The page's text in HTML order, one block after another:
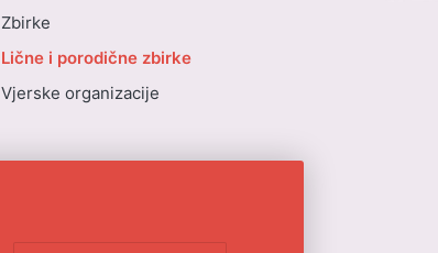
Zbirke
Lične i porodične zbirke
Vjerske organizacije